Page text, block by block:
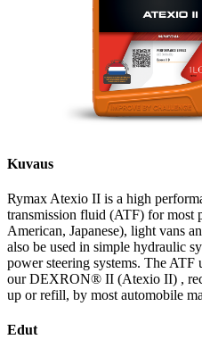
Kuvaus
Rymax Atexio II is a high
transmission fluid (ATF) for most
American, Japanese), light vans
also be used in simple hydraulic
power steering systems. The
our DEXRON® II (Atexio II) ,
up or refill, by most automobile
Edut